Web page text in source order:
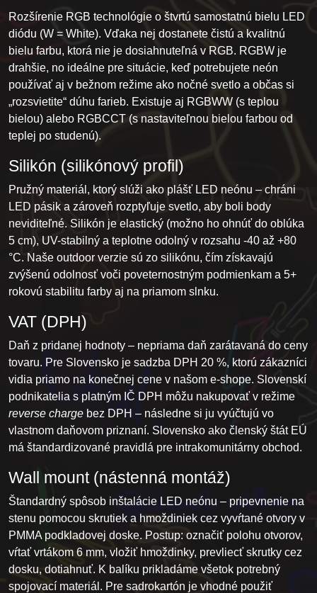
Rozšírenie RGB technológie o štvrtú samostatnú bielu LED
diódu (W = White). Vďaka nej dostanete čistú a kvalitnú
bielu farbu, ktorá nie je dosiahnuteľná v RGB. RGBW je
drahšie, no ideálne pre situácie, keď potrebujete neón
používať aj v bežnom režime ako nočné svetlo a občas si
„rozsvietite“ dúhu farieb. Existuje aj RGBWW (s teplou
bielou) alebo RGBCCT (s nastaviteľnou bielou farbou od
teplej po studenú).
Silikón (silikónový profil)
Pružný materiál, ktorý slúži ako plášť LED neónu – chráni
LED pásik a zároveň rozptyľuje svetlo, aby boli body
neviditeľné. Silikón je elastický (možno ho ohnúť do oblúka
5 cm), UV-stabilný a teplotne odolný v rozsahu -40 až +80
°C. Naše outdoor verzie sú zo silikónu, čím získavajú
zvýšenú odolnosť voči poveternostným podmienkam a 5+
rokovú stabilitu farby aj na priamom slnku.
VAT (DPH)
Daň z pridanej hodnoty – nepriama daň zarátavaná do ceny
tovaru. Pre Slovensko je sadzba DPH 20 %, ktorú zákazníci
vidia priamo na konečnej cene v našom e-shope. Slovenskí
podnikatelia s platným IČ DPH môžu nakupovať v režime
reverse charge bez DPH – následne si ju vyúčtujú vo
vlastnom daňovom priznaní. Slovensko ako členský štát EÚ
má štandardizované pravidlá pre intrakomunitárny obchod.
Wall mount (nástenná montáž)
Štandardný spôsob inštalácie LED neónu – pripevnenie na
stenu pomocou skrutiek a hmoždiniek cez vyvŕtané otvory v
PMMA podkladovej doske. Postup: označiť polohu otvorov,
vŕtať vrtákom 6 mm, vložiť hmoždinky, prevliecť skrutky cez
dosku, dotiahnuť. K balíku prikladáme všetok potrebný
spojovací materiál. Pre sadrokartón je vhodné použiť